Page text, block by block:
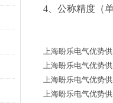
4、公称精度（
上海盼乐电气优势
上海盼乐电气优势
上海盼乐电气优势
上海盼乐电气优势